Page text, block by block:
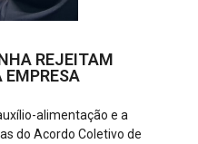
REJEITAM
EMPRESA
alimentação e a
do Acordo Coletivo de